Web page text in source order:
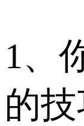
1、
的